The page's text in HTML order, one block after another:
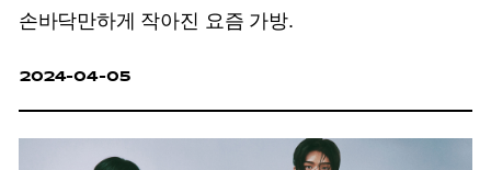
손바닥만하게 작아진 요즘 가방.
2024-04-05